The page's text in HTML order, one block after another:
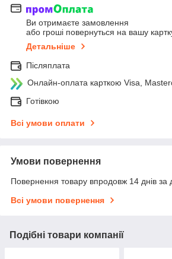
Ви отримаєте замовлення
або гроші повернуться на вашу
Детальніше
Післяплата
Онлайн-оплата карткою Visa,
Готівкою
Всі умови оплати
Умови повернення
Повернення товару впродовж 14 днів за
Всі умови повернення
Подібні товари компанії